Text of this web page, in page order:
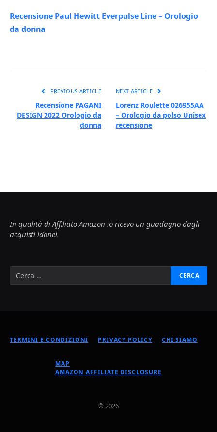
Recensione Paul Hewitt Everpulse Line – Orologio
da donna
PREVIOUS ARTICLE
Recensione PAGANI
DESIGN 2022 Orologio da
donna
NEXT ARTICLE
Lorenz Roulette 026955AA
– Orologio da polso Unisex
recensione
In qualità di Affiliato Amazon io ricevo un guadagno dagli
acquisti idonei.
TERMINI E CONDIZIONI PRIVACY POLICY CHI SIAMO
MAP
AMAZON AFFILIATE DISCLOSURE
© 2026